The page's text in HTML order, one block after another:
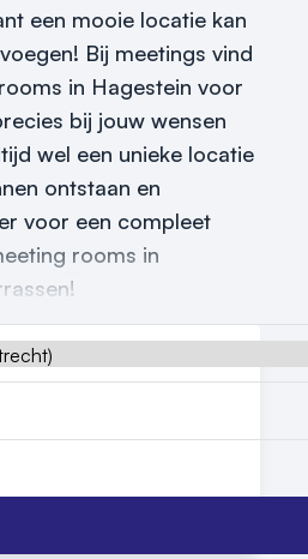
een mooie locatie kan
Bij meetings vind
in Hagestein voor
bij jouw wensen
wel een unieke locatie
ontstaan en
voor een compleet
rooms in